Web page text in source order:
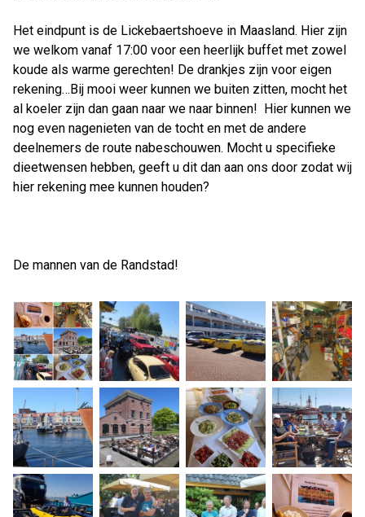
Het eindpunt is de Lickebaertshoeve in Maasland. Hier zijn
we welkom vanaf 17:00 voor een heerlijk buffet met zowel
koude als warme gerechten! De drankjes zijn voor eigen
rekening…Bij mooi weer kunnen we buiten zitten, mocht het
al koeler zijn dan gaan naar we naar binnen! Hier kunnen we
nog even nagenieten van de tocht en met de andere
deelnemers de route nabeschouwen. Mocht u specifieke
dieetwensen hebben, geeft u dit dan aan ons door zodat wij
hier rekening mee kunnen houden?
De mannen van de Randstad!